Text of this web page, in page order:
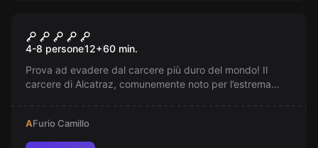
Alcatraz
4-8 persone12+60 min.
Prova ad evadere dal carcere più duro del mondo! Il
carcere di Alcatraz, comunemente noto per l’estrema
AFurio Camillo